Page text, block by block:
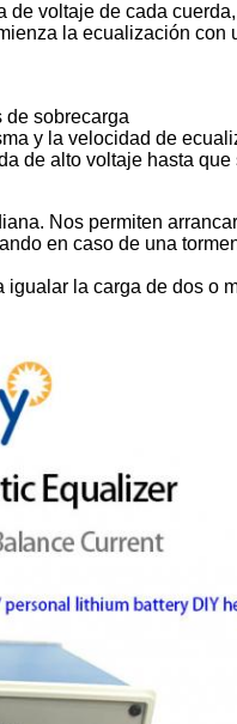
voltaje de cada
la ecualización con
de sobrecarga
y la velocidad de
de alto voltaje hasta
Nos permiten
en caso de una
la carga de dos o